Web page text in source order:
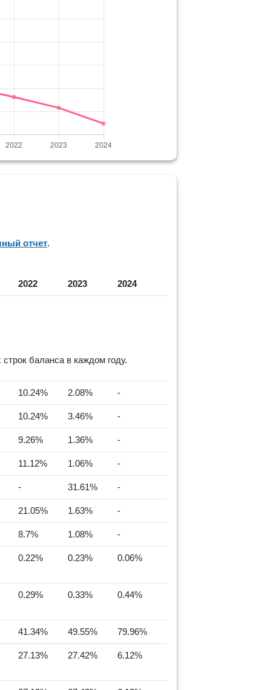
отчет.
2022 2023 2024
баланса в каждом году.
10.24% 2.08% -
10.24% 3.46% -
9.26% 1.36% -
11.12% 1.06% -
- 31.61% -
21.05% 1.63% -
8.7% 1.08% -
0.22% 0.23% 0.06%
0.29% 0.33% 0.44%
41.34% 49.55% 79.96%
27.13% 27.42% 6.12%